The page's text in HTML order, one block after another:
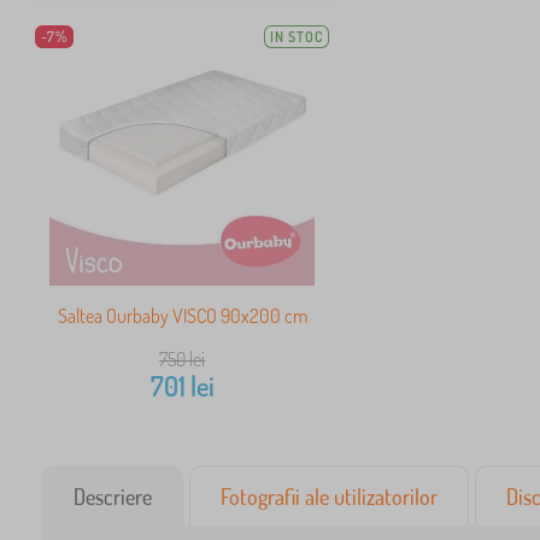
-7% IN STOC
Saltea Ourbaby VISCO 90x200 cm
750lei
701 lei
Descriere Fotografii ale utilizatorilor